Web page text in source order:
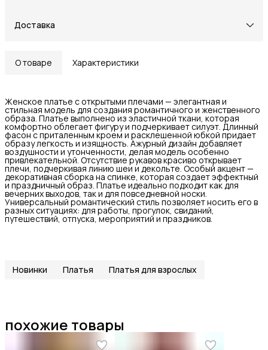
Доставка
О товаре Характеристики
Женское платье с открытыми плечами — элегантная и
стильная модель для создания романтичного и женственного
образа. Платье выполнено из эластичной ткани, которая
комфортно облегает фигуру и подчеркивает силуэт. Длинный
фасон с приталенным кроем и расклешенной юбкой придает
образу легкость и изящность. Ажурный дизайн добавляет
воздушности и утонченности, делая модель особенно
привлекательной. Отсутствие рукавов красиво открывает
плечи, подчеркивая линию шеи и декольте. Особый акцент —
декоративная сборка на спинке, которая создает эффектный
и праздничный образ. Платье идеально подходит как для
вечерних выходов, так и для повседневной носки.
Универсальный романтический стиль позволяет носить его в
разных ситуациях: для работы, прогулок, свиданий,
путешествий, отпуска, мероприятий и праздников.
Новинки Платья Платья для взрослых
похожие товары